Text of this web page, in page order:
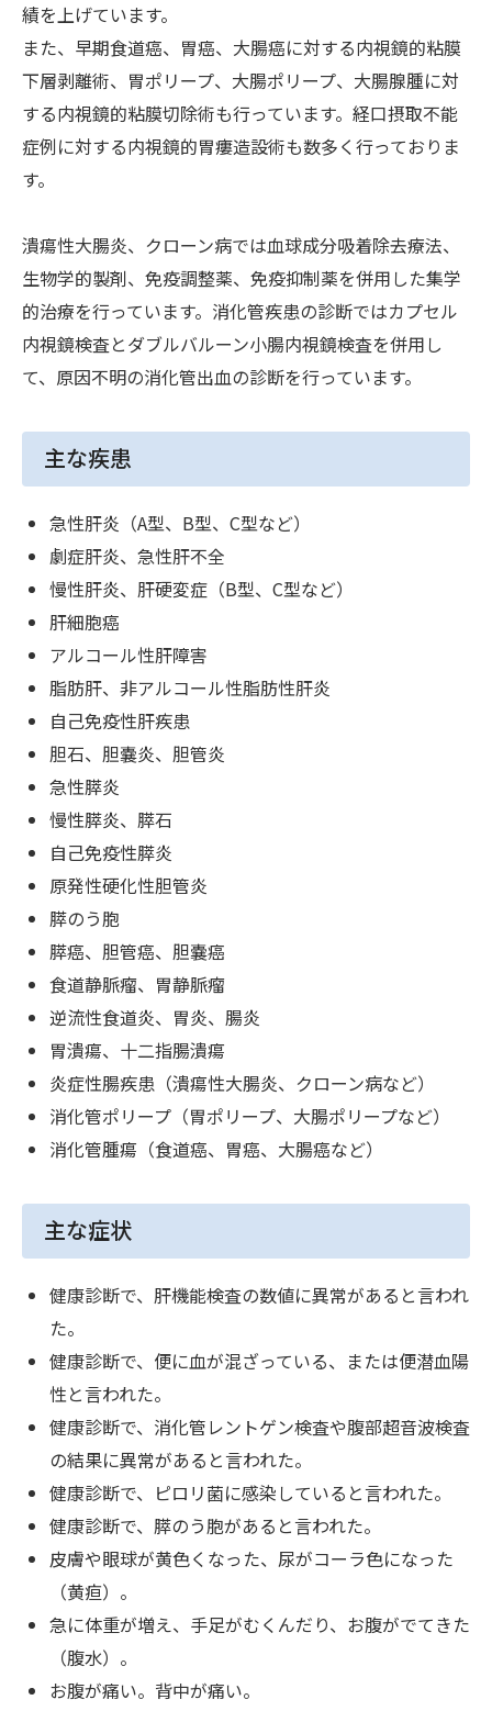
績を上げています。
また、早期食道癌、胃癌、大腸癌に対する内視鏡的粘膜
下層剥離術、胃ポリープ、大腸ポリープ、大腸腺腫に対
する内視鏡的粘膜切除術も行っています。経口摂取不能
症例に対する内視鏡的胃瘻造設術も数多く行っておりま
す。
潰瘍性大腸炎、クローン病では血球成分吸着除去療法、
生物学的製剤、免疫調整薬、免疫抑制薬を併用した集学
的治療を行っています。消化管疾患の診断ではカプセル
内視鏡検査とダブルバルーン小腸内視鏡検査を併用し
て、原因不明の消化管出血の診断を行っています。
主な疾患
急性肝炎（A型、B型、C型など）
劇症肝炎、急性肝不全
慢性肝炎、肝硬変症（B型、C型など）
肝細胞癌
アルコール性肝障害
脂肪肝、非アルコール性脂肪性肝炎
自己免疫性肝疾患
胆石、胆嚢炎、胆管炎
急性膵炎
慢性膵炎、膵石
自己免疫性膵炎
原発性硬化性胆管炎
膵のう胞
膵癌、胆管癌、胆嚢癌
食道静脈瘤、胃静脈瘤
逆流性食道炎、胃炎、腸炎
胃潰瘍、十二指腸潰瘍
炎症性腸疾患（潰瘍性大腸炎、クローン病など）
消化管ポリープ（胃ポリープ、大腸ポリープなど）
消化管腫瘍（食道癌、胃癌、大腸癌など）
主な症状
健康診断で、肝機能検査の数値に異常があると言われ
た。
健康診断で、便に血が混ざっている、または便潜血陽
性と言われた。
健康診断で、消化管レントゲン検査や腹部超音波検査
の結果に異常があると言われた。
健康診断で、ピロリ菌に感染していると言われた。
健康診断で、膵のう胞があると言われた。
皮膚や眼球が黄色くなった、尿がコーラ色になった
（黄疸）。
急に体重が増え、手足がむくんだり、お腹がでてきた
（腹水）。
お腹が痛い。背中が痛い。